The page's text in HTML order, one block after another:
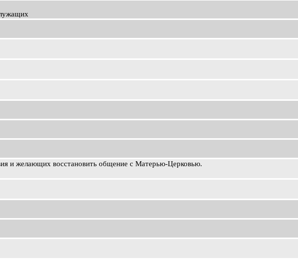
и желающих восстановить общение с Матерью-Церковью.